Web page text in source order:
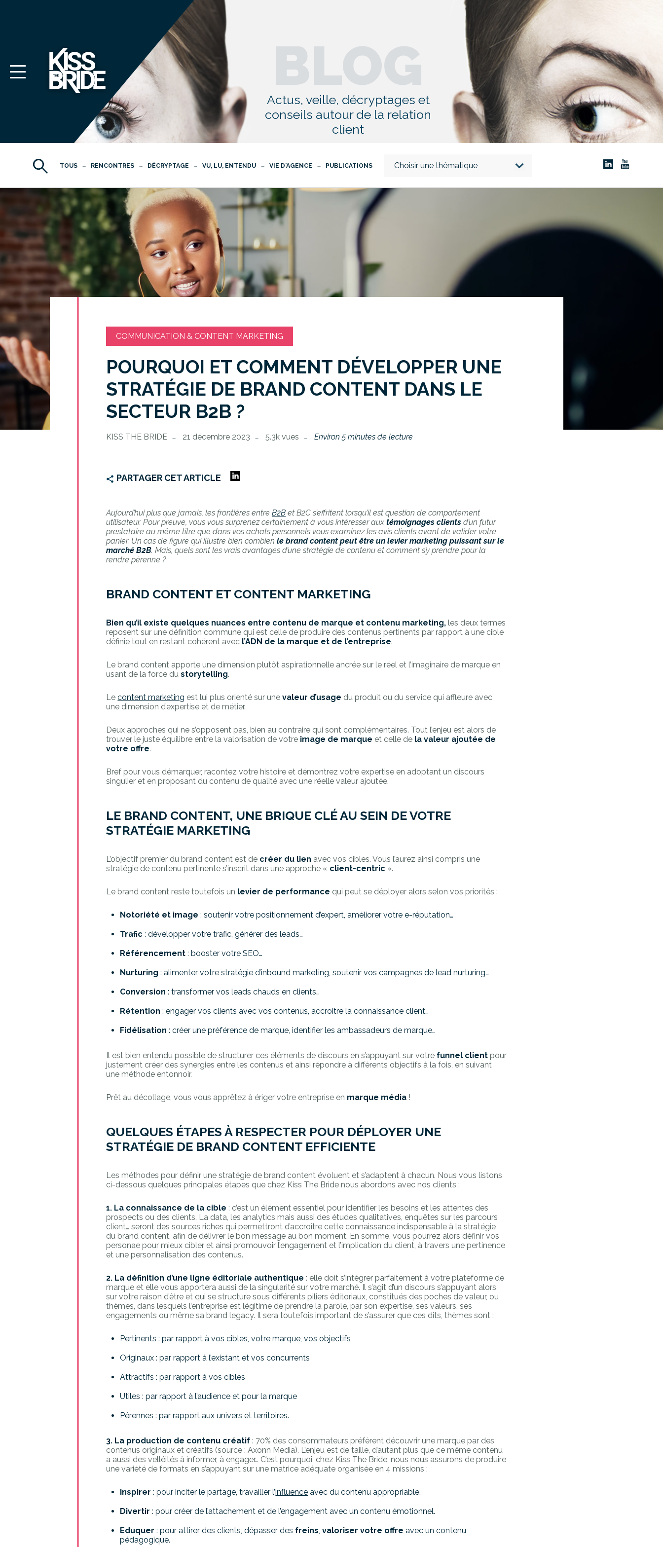
BLOG
Actus, veille, décryptages et
conseils autour de la relation
client
TOUS RENCONTRES DÉCRYPTAGE VU, LU, ENTENDU VIE D'AGENCE PUBLICATIONS Choisir une thématique
COMMUNICATION & CONTENT MARKETING
POURQUOI ET COMMENT DÉVELOPPER UNE
STRATÉGIE DE BRAND CONTENT DANS LE
SECTEUR B2B ?
KISS THE BRIDE 21 décembre 2023 5.3k vues Environ 5 minutes de lecture
PARTAGER CET ARTICLE
Aujourd’hui plus que jamais, les frontières entreB2B et B2C s’effritent lorsqu’il est question de comportement
utilisateur. Pour preuve, vous vous surprenez certainement à vous intéresser auxtémoignages clients d’un futur
prestataire au même titre que dans vos achats personnels vous examinez les avis clients avant de valider votre
panier. Un cas de figure qui illustre bien combienle brand content peut être un levier marketing puissant sur le
marché B2B. Mais, quels sont les vrais avantages d’une stratégie de contenu et comment s’y prendre pour la
rendre pérenne ?
BRAND CONTENT ET CONTENT MARKETING
Bien qu’il existe quelques nuances entre contenu de marque et contenu marketing, les deux termes
reposent sur une définition commune qui est celle de produire des contenus pertinents par rapport à une cible
définie tout en restant cohérent avec l’ADN de la marque et de l’entreprise.
Le brand content apporte une dimension plutôt aspirationnelle ancrée sur le réel et l’imaginaire de marque en
usant de la force dustorytelling.
Lecontent marketing est lui plus orienté sur unevaleur d’usage du produit ou du service qui affleure avec
une dimension d’expertise et de métier.
Deux approches qui ne s’opposent pas, bien au contraire qui sont complémentaires. Tout l’enjeu est alors de
trouver le juste équilibre entre la valorisation de votre image de marque et celle de la valeur ajoutée de
votre offre.
Bref pour vous démarquer, racontez votre histoire et démontrez votre expertise en adoptant un discours
singulier et en proposant du contenu de qualité avec une réelle valeur ajoutée.
LE BRAND CONTENT, UNE BRIQUE CLÉ AU SEIN DE VOTRE
STRATÉGIE MARKETING
L’objectif premier du brand content est de créer du lien avec vos cibles. Vous l’aurez ainsi compris une
stratégie de contenu pertinente s’inscrit dans une approche « client-centric ».
Le brand content reste toutefois un levier de performance qui peut se déployer alors selon vos priorités :
Notoriété et image : soutenir votre positionnement d’expert, améliorer votre e-réputation…
Trafic : développer votre trafic, générer des leads…
Référencement : booster votre SEO…
Nurturing : alimenter votre stratégie d’inbound marketing, soutenir vos campagnes de lead nurturing…
Conversion: transformer vos leads chauds en clients…
Rétention : engager vos clients avec vos contenus, accroitre la connaissance client…
Fidélisation : créer une préférence de marque, identifier les ambassadeurs de marque…
Il est bien entendu possible de structurer ces éléments de discours en s’appuyant sur votre funnel client pour
justement créer des synergies entre les contenus et ainsi répondre à différents objectifs à la fois, en suivant
une méthode entonnoir.
Prêt au décollage, vous vous apprêtez à ériger votre entreprise en marque média !
QUELQUES ÉTAPES À RESPECTER POUR DÉPLOYER UNE
STRATÉGIE DE BRAND CONTENT EFFICIENTE
Les méthodes pour définir une stratégie de brand content évoluent et s’adaptent à chacun. Nous vous listons
ci-dessous quelques principales étapes que chez Kiss The Bride nous abordons avec nos clients :
1. La connaissance de la cible : c’est un élément essentiel pour identifier les besoins et les attentes des
prospects ou des clients. La data, les analytics mais aussi des études qualitatives, enquêtes sur les parcours
client… seront des sources riches qui permettront d’accroître cette connaissance indispensable à la stratégie
du brand content, afin de délivrer le bon message au bon moment. En somme, vous pourrez alors définir vos
personae pour mieux cibler et ainsi promouvoir l’engagement et l’implication du client, à travers une pertinence
et une personnalisation des contenus.
2. La définition d’une ligne éditoriale authentique: elle doit s’intégrer parfaitement à votre plateforme de
marque et elle vous apportera aussi de la singularité sur votre marché. Il s’agit d’un discours s’appuyant alors
sur votre raison d’être et qui se structure sous différents piliers éditoriaux, constitués des poches de valeur, ou
thèmes, dans lesquels l’entreprise est légitime de prendre la parole, par son expertise, ses valeurs, ses
engagements ou même sa brand legacy. Il sera toutefois important de s’assurer que ces dits, thèmes sont :
Pertinents : par rapport à vos cibles, votre marque, vos objectifs
Originaux : par rapport à l’existant et vos concurrents
Attractifs : par rapport à vos cibles
Utiles : par rapport à l’audience et pour la marque
Pérennes : par rapport aux univers et territoires.
3. La production de contenu créatif : 70% des consommateurs préfèrent découvrir une marque par des
contenus originaux et créatifs (source : Axonn Media). L’enjeu est de taille, d’autant plus que ce même contenu
a aussi des velléités à informer, à engager… C’est pourquoi, chez Kiss The Bride, nous nous assurons de produire
une variété de formats en s’appuyant sur une matrice adéquate organisée en 4 missions :
Inspirer : pour inciter le partage, travailler l’influence avec du contenu appropriable.
Divertir : pour créer de l’attachement et de l’engagement avec un contenu émotionnel.
Eduquer : pour attirer des clients, dépasser des freins ,valoriser votre offre avec un contenu
pédagogique.